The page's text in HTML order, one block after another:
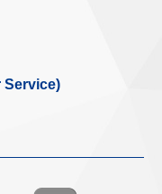
Service)